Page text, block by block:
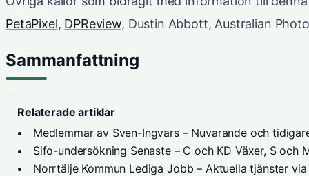
PetaPixel, DPReview, Dustin Abbott, Australian
Sammanfattning
Relaterade artiklar
Medlemmar av Sven-Ingvars – Nuvarande och
Sifo-undersökning Senaste – C och KD Växer, S och
Norrtälje Kommun Lediga Jobb – Aktuella tjänster